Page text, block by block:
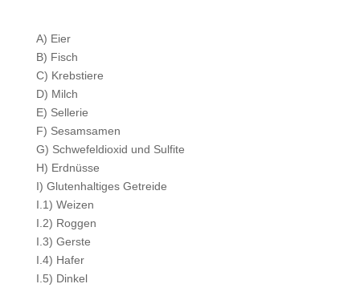
A) Eier
B) Fisch
C) Krebstiere
D) Milch
E) Sellerie
F) Sesamsamen
G) Schwefeldioxid und Sulfite
H) Erdnüsse
I) Glutenhaltiges Getreide
I.1) Weizen
I.2) Roggen
I.3) Gerste
I.4) Hafer
I.5) Dinkel